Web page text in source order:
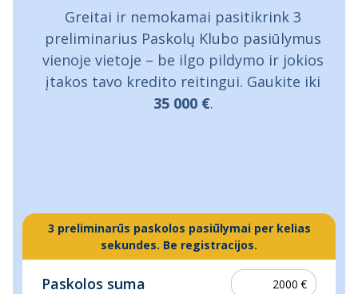
Greitai ir nemokamai pasitikrink 3
preliminarius Paskolų Klubo pasiūlymus
vienoje vietoje – be ilgo pildymo ir jokios
įtakos tavo kredito reitingui. Gaukite iki
35 000 €.
3 preliminarūs paskolos pasiūlymai per kelias
sekundes. Be registracijos.
Paskolos suma